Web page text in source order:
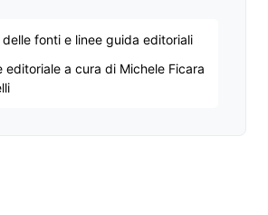
fonti e linee guida editoriali
editoriale a cura di Michele Ficara